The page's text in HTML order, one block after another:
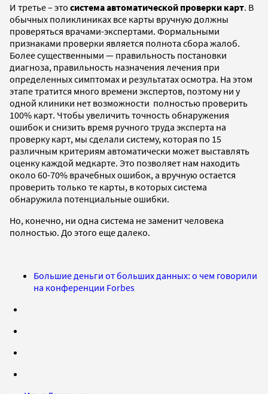
И третье – это система автоматической проверки карт. В
обычных поликлиниках все карты вручную должны
проверяться врачами-экспертами. Формальными
признаками проверки является полнота сбора жалоб.
Более существенными — правильность постановки
диагноза, правильность назначения лечения при
определенных симптомах и результатах осмотра. На этом
этапе тратится много времени экспертов, поэтому ни у
одной клиники нет возможности полностью проверить
100% карт. Чтобы увеличить точность обнаружения
ошибок и снизить время ручного труда эксперта на
проверку карт, мы сделали систему, которая по 15
различным критериям автоматически может выставлять
оценку каждой медкарте. Это позволяет нам находить
около 60-70% врачебных ошибок, а вручную остается
проверить только те карты, в которых система
обнаружила потенциальные ошибки.
Но, конечно, ни одна система не заменит человека
полностью. До этого еще далеко.
Большие деньги от больших данных: о чем говорили
на конференции Forbes